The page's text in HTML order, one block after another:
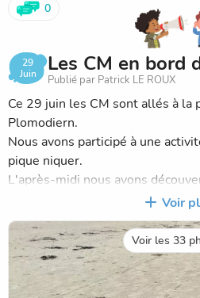
0
29
Juin
Les CM en bord
Publié par Patrick LE ROUX
Ce 29 juin les CM sont allés à la
Plomodiern.
Nous avons participé à une
pique niquer.
L'après-midi nous avons
Voir
Voir les 33